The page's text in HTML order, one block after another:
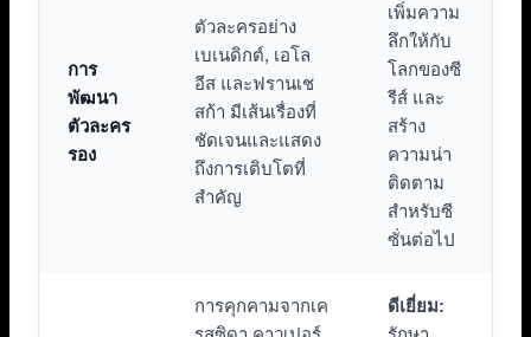
การ
พัฒนา
ตัวละคร
รอง
ตัวละครอย่าง
เบเนดิกต์, เอโล
อีส และฟรานเช
สก้า มีเส้นเรื่องที่
ชัดเจนและแสดง
ถึงการเติบโตที่
สำคัญ
เพิ่มความ
ลึกให้กับ
โลกของซี
รีส์ และ
สร้าง
ความน่า
ติดตาม
สำหรับซี
ซั่นต่อไป
การคุกคามจากเค
ดีเยี่ยม: